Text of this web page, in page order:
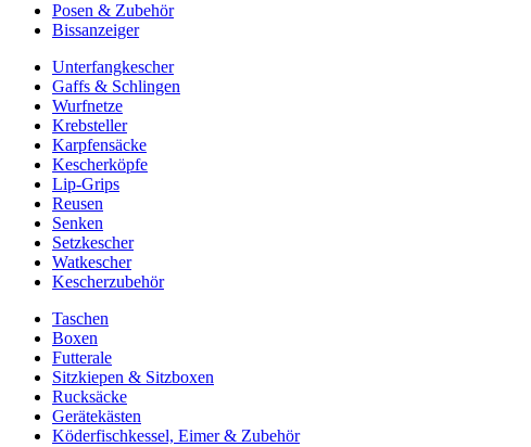
Posen & Zubehör
Bissanzeiger
Unterfangkescher
Gaffs & Schlingen
Wurfnetze
Krebsteller
Karpfensäcke
Kescherköpfe
Lip-Grips
Reusen
Senken
Setzkescher
Watkescher
Kescherzubehör
Taschen
Boxen
Futterale
Sitzkiepen & Sitzboxen
Rucksäcke
Gerätekästen
Köderfischkessel, Eimer & Zubehör